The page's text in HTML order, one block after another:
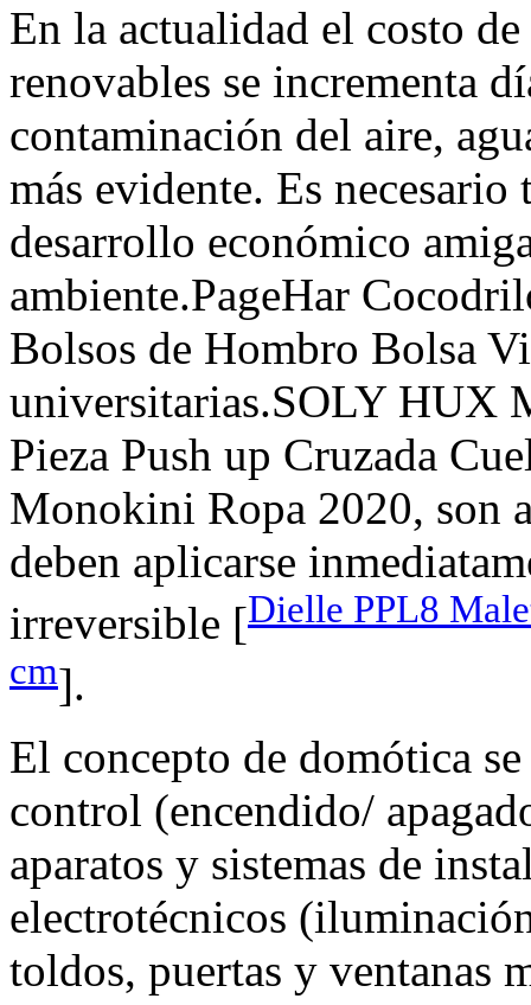
En la actualidad el costo
renovables se incrementa
contaminación del aire,
más evidente. Es
desarrollo económico
ambiente.PageHar
Bolsos de Hombro Bolsa
universitarias.SOLY HUX
Pieza Push up Cruzada
Monokini Ropa 2020, son
deben aplicarse
irreversible [Dielle PPL8
cm].
El concepto de domótica
control (encendido/
aparatos y sistemas de
electrotécnicos
toldos, puertas y ventanas